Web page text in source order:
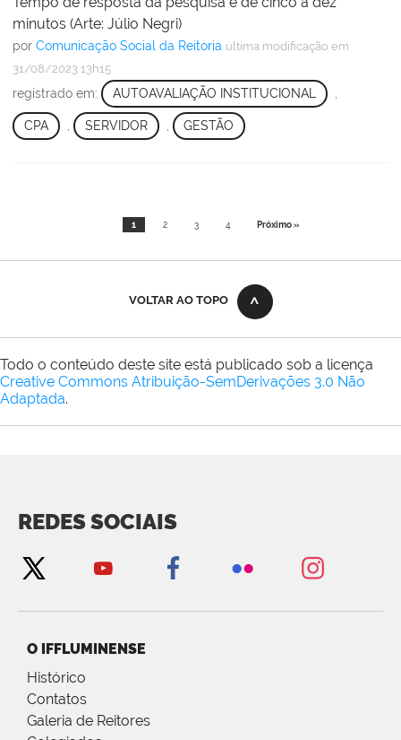
minutos (Arte: Júlio Negri)
por Comunicação Social da Reitoria última modificação em
31/08/2023 13h15
registrado em: AUTOAVALIAÇÃO INSTITUCIONAL ,
CPA SERVIDOR GESTÃO
1 2 3 4 Próximo »
VOLTAR AO TOPO
Todo o conteúdo deste site está publicado sob a licença
Creative Commons Atribuição-SemDerivações 3.0 Não
Adaptada.
REDES SOCIAIS
O IFFLUMINENSE
Histórico
Contatos
Galeria de Reitores